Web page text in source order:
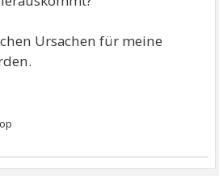
Ursachen für meine